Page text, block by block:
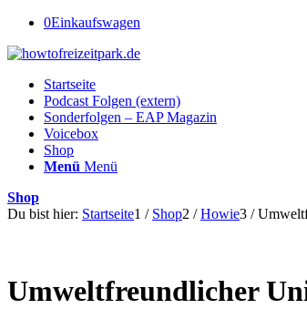
0Einkaufswagen
Startseite
Podcast Folgen (extern)
Sonderfolgen – EAP Magazin
Voicebox
Shop
Menü Menü
Shop
Du bist hier: Startseite1 / Shop2 / Howie3 /
Umweltfreundlicher